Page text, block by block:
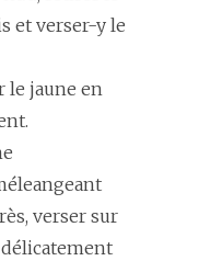
et verser-y le
le jaune en
verser sur